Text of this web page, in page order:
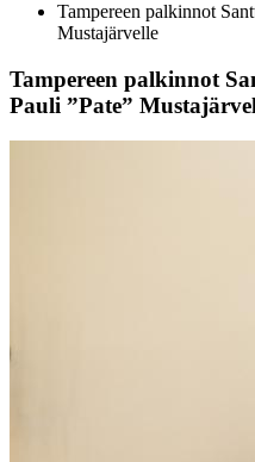
Tampereen palkinnot
Mustajärvelle
Tampereen palkinnot
Pauli ”Pate”